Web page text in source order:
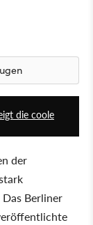
1:00
die coole
der
Das Berliner